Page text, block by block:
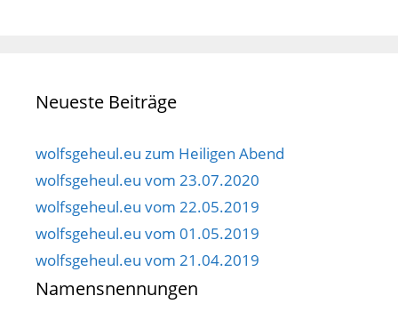
Neueste Beiträge
wolfsgeheul.eu zum Heiligen Abend
wolfsgeheul.eu vom 23.07.2020
wolfsgeheul.eu vom 22.05.2019
wolfsgeheul.eu vom 01.05.2019
wolfsgeheul.eu vom 21.04.2019
Namensnennungen